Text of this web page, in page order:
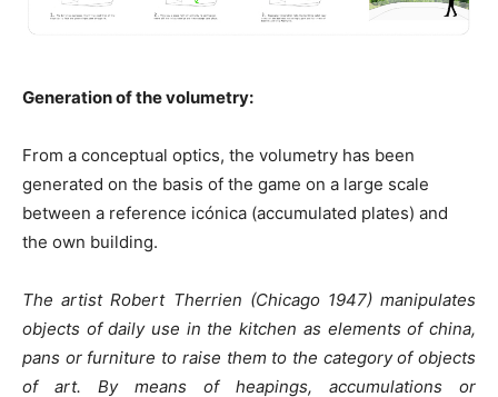
Generation of the volumetry:
From a conceptual optics, the volumetry has been
generated on the basis of the game on a large scale
between a reference icónica (accumulated plates) and
the own building.
The artist Robert Therrien (Chicago 1947) manipulates
objects of daily use in the kitchen as elements of china,
pans or furniture to raise them to the category of objects
of art. By means of heapings, accumulations or